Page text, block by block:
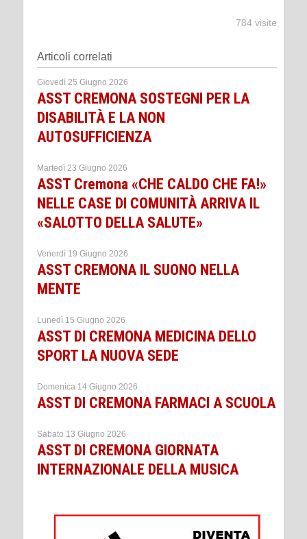
784 visite
Articoli correlati
Giovedì 25 Giugno 2026
ASST CREMONA SOSTEGNI PER LA
DISABILITÀ E LA NON
AUTOSUFFICIENZA
Martedì 23 Giugno 2026
ASST Cremona «CHE CALDO CHE FA!»
NELLE CASE DI COMUNITÀ ARRIVA IL
«SALOTTO DELLA SALUTE»
Venerdì 19 Giugno 2026
ASST CREMONA IL SUONO NELLA
MENTE
Lunedì 15 Giugno 2026
ASST DI CREMONA MEDICINA DELLO
SPORT LA NUOVA SEDE
Domenica 14 Giugno 2026
ASST DI CREMONA FARMACI A SCUOLA
Sabato 13 Giugno 2026
ASST DI CREMONA GIORNATA
INTERNAZIONALE DELLA MUSICA